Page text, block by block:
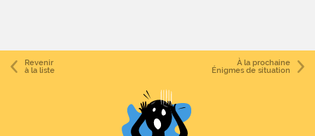
Revenir
à la liste
À la prochaine
Énigmes de situation